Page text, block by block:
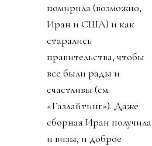
помирила (возможно,
Иран и США) и как
старались
правительства, чтобы
все были рады и
счастливы (см.
«Газлайтинг»). Даже
сборная Иран получила
и визы, и доброе